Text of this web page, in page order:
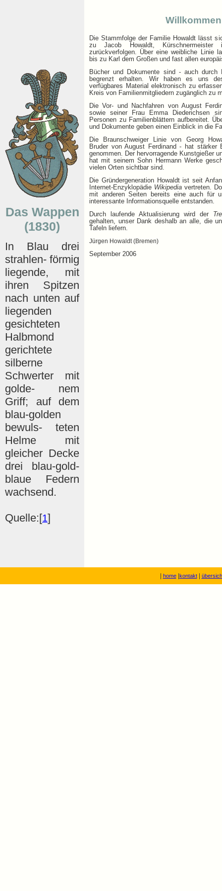
Das Wappen
(1830)
In Blau drei
strahlen- förmig
liegende, mit
ihren Spitzen
nach unten auf
liegenden
gesichteten
Halbmond
gerichtete
silberne
Schwerter mit
golde- nem
Griff; auf dem
blau-golden
bewuls- teten
Helme mit
gleicher Decke
drei blau-gold-
blaue Federn
wachsend.
Quelle:[1]
Willkommen
Die Stammfolge der Familie Howaldt lässt
zu Jacob Howaldt,
zurückverfolgen. Über eine weibliche Linie
bis zu Karl dem Großen und fast allen
Bücher und Dokumente sind - auch durch
begrenzt erhalten. Wir haben es uns
verfügbares Material elektronisch zu
Kreis von Familienmitgliedern zugänglich zu
Die Vor- und Nachfahren von August
sowie seiner Frau Emma Diederichsen
Personen zu Familienblättern aufbereitet.
und Dokumente geben einen Einblick in die
Die Braunschweiger Linie von Georg
Bruder von August Ferdinand - hat stärker
genommen. Der hervorragende Kunstgießer
hat mit seinem Sohn Hermann Werke
vielen Orten sichtbar sind.
Die Gründergeneration Howaldt ist seit
Internet-Enzyklopädie Wikipedia vertreten.
mit anderen Seiten bereits eine auch für
interessante Informationsquelle entstanden.
Durch laufende Aktualisierung wird der
gehalten, unser Dank deshalb an alle, die
Tafeln liefern.
Jürgen Howaldt (Bremen)
September 2006
home| kontakt|